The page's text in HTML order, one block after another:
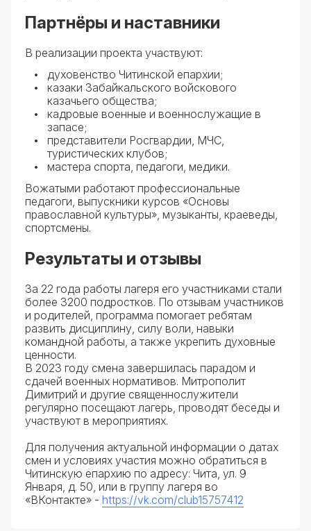
Партнёры и наставники
В реализации проекта участвуют:
духовенство Читинской епархии;
казаки Забайкальского войскового
казачьего общества;
кадровые военные и военнослужащие в
запасе;
представители Росгвардии, МЧС,
туристических клубов;
мастера спорта, педагоги, медики.
Вожатыми работают профессиональные
педагоги, выпускники курсов «Основы
православной культуры», музыканты, краеведы,
спортсмены.
Результаты и отзывы
За 22 года работы лагеря его участниками стали
более 3200 подростков. По отзывам участников
и родителей, программа помогает ребятам
развить дисциплину, силу воли, навыки
командной работы, а также укрепить духовные
ценности.
В 2023 году смена завершилась парадом и
сдачей военных нормативов. Митрополит
Димитрий и другие священнослужители
регулярно посещают лагерь, проводят беседы и
участвуют в мероприятиях.
Для получения актуальной информации о датах
смен и условиях участия можно обратиться в
Читинскую епархию по адресу: Чита, ул. 9
Января, д. 50, или в группу лагеря во
«ВКонтакте» - https://vk.com/club15757412